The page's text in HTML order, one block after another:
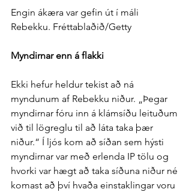
Engin ákæra var gefin út í máli
Rebekku. Fréttablaðið/Getty
Myndirnar enn á flakki
Ekki hefur heldur tekist að ná
myndunum af Rebekku niður. „Þegar
myndirnar fóru inn á klám­síðu leituðum
við til lög­reglu til að láta taka þær
niður.“ Í ljós kom að síðan sem hýsti
myndirnar var með er­lenda IP tölu og
hvorki var hægt að taka síðuna niður né
komast að því hvaða ein­staklingar voru